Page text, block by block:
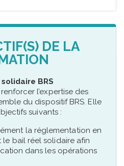
DE LA
BRS
l’expertise des
du dispositif BRS. Elle
suivants :
la réglementation en
bail réel solidaire afin
dans les opérations